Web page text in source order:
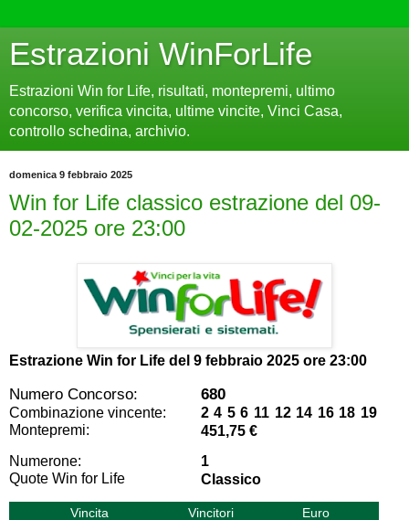
Estrazioni WinForLife
Estrazioni Win for Life, risultati, montepremi, ultimo
concorso, verifica vincita, ultime vincite, Vinci Casa,
controllo schedina, archivio.
domenica 9 febbraio 2025
Win for Life classico estrazione del 09-
02-2025 ore 23:00
Estrazione Win for Life del 9 febbraio 2025 ore 23:00
Numero Concorso: 680
Combinazione vincente:
2 4 5 6 11 12 14 16 18 19
Montepremi:
451,75 €
Numerone:
1
Quote Win for Life
Classico
Vincita Vincitori
Euro